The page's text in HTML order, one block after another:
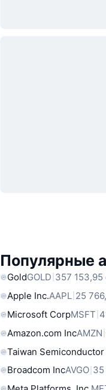
Популярные
GoldGOLD 357 153,95
Apple Inc.AAPL 25
Microsoft CorpMSFT
Amazon.com IncAMZN
Taiwan
Broadcom IncAVGO